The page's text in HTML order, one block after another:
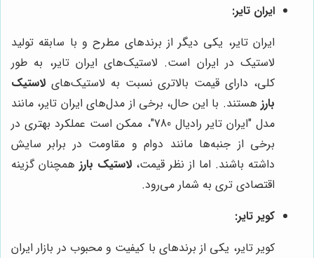
ایران تایر:
ایران تایر، یکی دیگر از برندهای مطرح و با سابقه تولید
لاستیک در ایران است. لاستیک‌های ایران تایر، به طور
کلی، دارای قیمت بالاتری نسبت به لاستیک‌های لاستیک
بارز هستند. با این حال، برخی از مدل‌های ایران تایر، مانند
مدل "ایران تایر رادیال 780"، ممکن است عملکرد بهتری در
برخی از جنبه‌ها مانند دوام و مقاومت در برابر سایش
داشته باشند. اما از نظر قیمت، لاستیک بارز همچنان گزینه
اقتصادی تری به شمار می‌رود.
کویر تایر:
کویر تایر، یکی از برندهای با کیفیت و محبوب در بازار ایران